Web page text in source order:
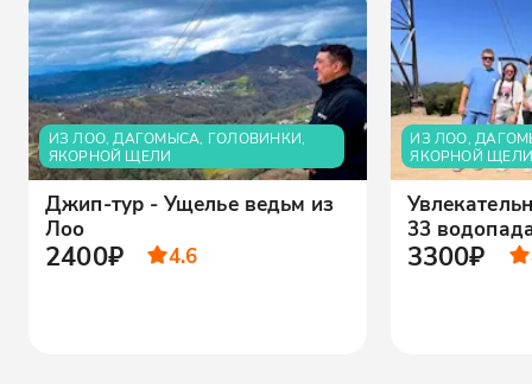
ИЗ ЛОО, ДАГОМЫСА, ГОЛОВИНКИ,
ЯКОРНОЙ ЩЕЛИ
Джип-тур - Ущелье ведьм из
Лоо
2400₽ 4.6
ИЗ ЛОО,
ЯКОРНОЙ
33
3300₽